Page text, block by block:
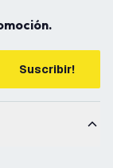
Suscribir!